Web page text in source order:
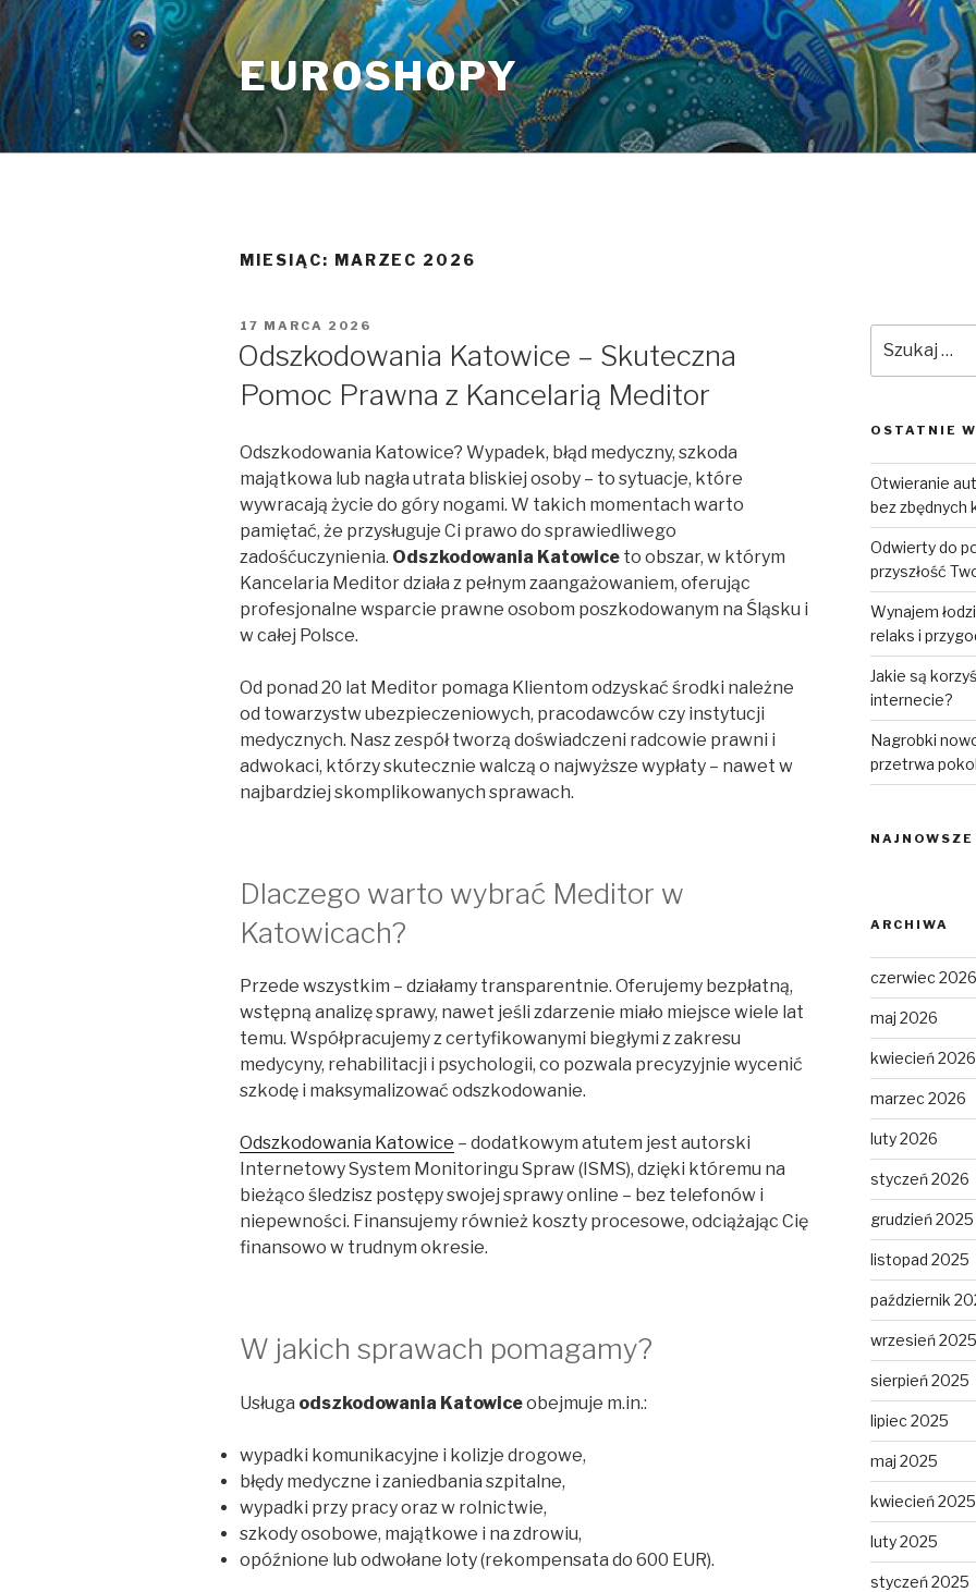
Przeskocz
do
treści
EUROSHOPY
MIESIĄC: MARZEC 2026
OPUBLIKOWANE
17 MARCA 2026
Odszkodowania Katowice – Skuteczna
Pomoc Prawna z Kancelarią Meditor
Odszkodowania Katowice? Wypadek, błąd medyczny, szkoda
majątkowa lub nagła utrata bliskiej osoby – to sytuacje, które
wywracają życie do góry nogami. W takich momentach warto
pamiętać, że przysługuje Ci prawo do sprawiedliwego
zadośćuczynienia. Odszkodowania Katowice to obszar, w którym
Kancelaria Meditor działa z pełnym zaangażowaniem, oferując
profesjonalne wsparcie prawne osobom poszkodowanym na Śląsku i
w całej Polsce.
Od ponad 20 lat Meditor pomaga Klientom odzyskać środki należne
od towarzystw ubezpieczeniowych, pracodawców czy instytucji
medycznych. Nasz zespół tworzą doświadczeni radcowie prawni i
adwokaci, którzy skutecznie walczą o najwyższe wypłaty – nawet w
najbardziej skomplikowanych sprawach.
Dlaczego warto wybrać Meditor w
Katowicach?
Przede wszystkim – działamy transparentnie. Oferujemy bezpłatną,
wstępną analizę sprawy, nawet jeśli zdarzenie miało miejsce wiele lat
temu. Współpracujemy z certyfikowanymi biegłymi z zakresu
medycyny, rehabilitacji i psychologii, co pozwala precyzyjnie wycenić
szkodę i maksymalizować odszkodowanie.
Odszkodowania Katowice – dodatkowym atutem jest autorski
Internetowy System Monitoringu Spraw (ISMS), dzięki któremu na
bieżąco śledzisz postępy swojej sprawy online – bez telefonów i
niepewności. Finansujemy również koszty procesowe, odciążając Cię
finansowo w trudnym okresie.
W jakich sprawach pomagamy?
Usługa odszkodowania Katowiceobejmuje m.in.:
wypadki komunikacyjne i kolizje drogowe,
błędy medyczne i zaniedbania szpitalne,
wypadki przy pracy oraz w rolnictwie,
szkody osobowe, majątkowe i na zdrowiu,
opóźnione lub odwołane loty (rekompensata do 600 EUR).
OSTATNIE
Otwieranie
bez
Odwierty do
przyszłość
Wynajem
relaks i
Jakie są
internecie?
Nagrobki
przetrwa
ARCHIWA
czerwiec 2026
maj 2026
kwiecień 2026
marzec 2026
luty 2026
styczeń 2026
grudzień 2025
listopad 2025
październik
wrzesień 2025
sierpień 2025
lipiec 2025
maj 2025
kwiecień 2025
luty 2025
styczeń 2025